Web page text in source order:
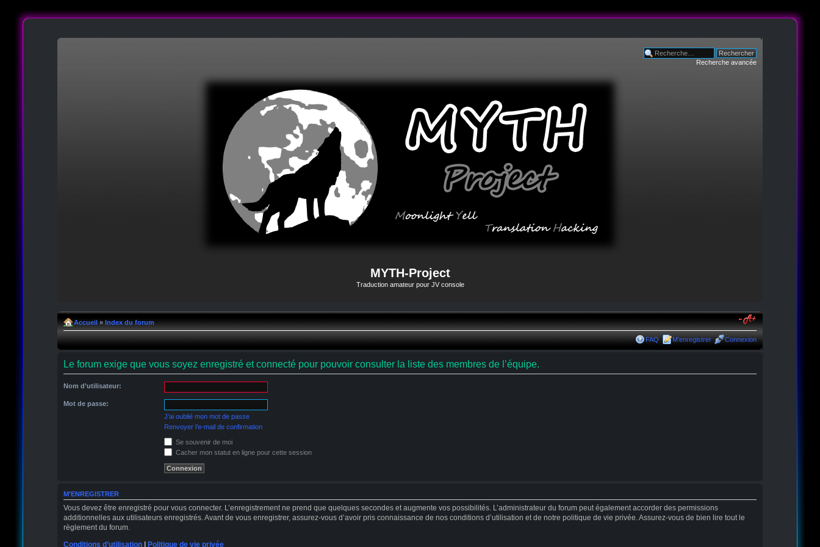
Recherche avancée
MYTH-Project
Traduction amateur pour JV console
Accueil» Index du forum
FAQ M’enregistrer Connexion
Le forum exige que vous soyez enregistré et connecté pour pouvoir consulter la liste des membres de l’équipe.
Nom d’utilisateur:
Mot de passe:
J’ai oublié mon mot de passe
Renvoyer l’e-mail de confirmation
Se souvenir de moi
Cacher mon statut en ligne pour cette session
M’ENREGISTRER
Vous devez être enregistré pour vous connecter. L’enregistrement ne prend que quelques secondes et augmente vos possibilités. L’administrateur du forum peut également accorder des permissions
additionnelles aux utilisateurs enregistrés. Avant de vous enregistrer, assurez-vous d’avoir pris connaissance de nos conditions d’utilisation et de notre politique de vie privée. Assurez-vous de bien lire tout le
règlement du forum.
Conditions d’utilisation| Politique de vie privée